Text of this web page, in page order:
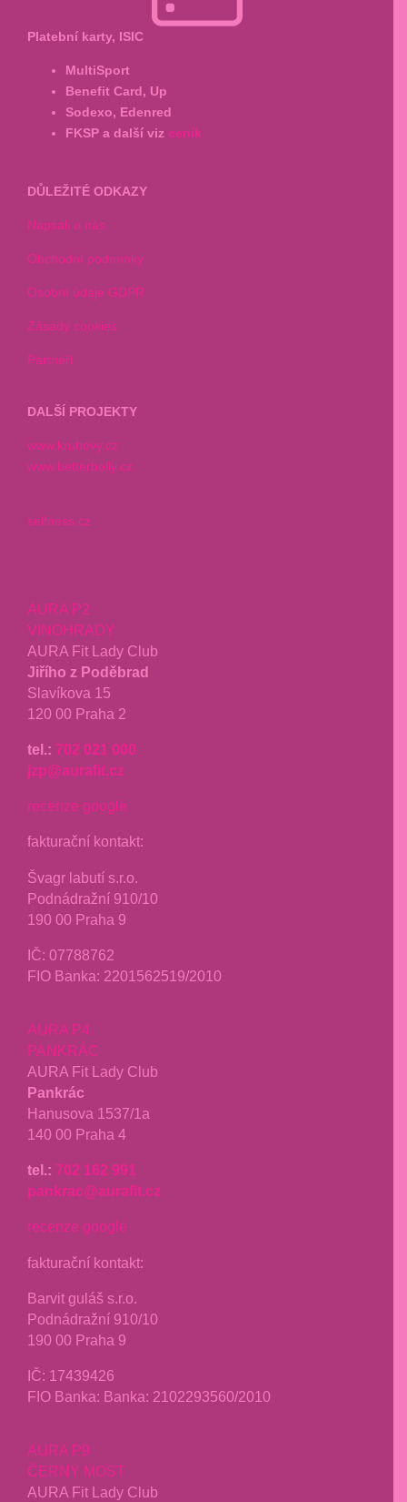
Platební karty, ISIC
MultiSport
Benefit Card, Up
Sodexo, Edenred
FKSP a další viz ceník
DŮLEŽITÉ ODKAZY
Napsali o nás
Obchodní podmínky
Osobní údaje GDPR
Zásady cookies
Partneři
DALŠÍ PROJEKTY
www.kruhovy.cz
www.betterbelly.cz
selfness.cz
AURA P2
VINOHRADY
AURA Fit Lady Club
Jiřího z Poděbrad
Slavíkova 15
120 00 Praha 2
tel.: 702 021 000
jzp@aurafit.cz
recenze google
fakturační kontakt:
Švagr labutí s.r.o.
Podnádražní 910/10
190 00 Praha 9
IČ: 07788762
FIO Banka: 2201562519/2010
AURA P4
PANKRÁC
AURA Fit Lady Club
Pankrác
Hanusova 1537/1a
140 00 Praha 4
tel.: 702 162 991
pankrac@aurafit.cz
recenze google
fakturační kontakt:
Barvit guláš s.r.o.
Podnádražní 910/10
190 00 Praha 9
IČ: 17439426
FIO Banka: Banka: 2102293560/2010
AURA P9
ČERNÝ MOST
AURA Fit Lady Club